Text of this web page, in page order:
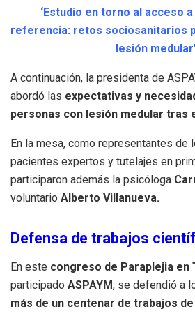
‘Estudio en torno al acceso
referencia: retos sociosanitarios
lesión
A continuación, la presidenta de
abordó las expectativas y
personas con lesión medular tras
En la mesa, como representantes de
pacientes expertos y tutelajes en
participaron además la psicóloga
voluntario Alberto Villanueva.
Defensa de trabajos
En este congreso de Paraplejia en
participado ASPAYM, se defendió a
más de un centenar de trabajos de